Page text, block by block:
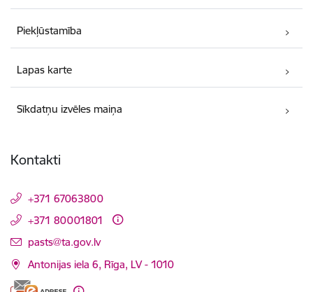
Piekļūstamība
Lapas karte
Sīkdatņu izvēles maiņa
Kontakti
+371 67063800
+371 80001801
E-pasts:
pasts@ta.gov.lv
Antonijas iela 6, Rīga, LV - 1010